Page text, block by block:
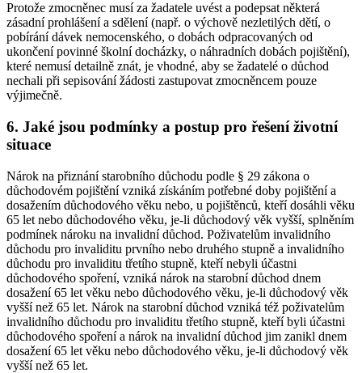
Protože zmocněnec musí za žadatele uvést a podepsat některá
zásadní prohlášení a sdělení (např. o výchově nezletilých dětí, o
pobírání dávek nemocenského, o dobách odpracovaných od
ukončení povinné školní docházky, o náhradních dobách pojištění),
které nemusí detailně znát, je vhodné, aby se žadatelé o důchod
nechali při sepisování žádosti zastupovat zmocněncem pouze
výjimečně.
6. Jaké jsou podmínky a postup pro řešení životní
situace
Nárok na přiznání starobního důchodu podle § 29 zákona o
důchodovém pojištění vzniká získáním potřebné doby pojištění a
dosažením důchodového věku nebo, u pojištěnců, kteří dosáhli věku
65 let nebo důchodového věku, je-li důchodový věk vyšší, splněním
podmínek nároku na invalidní důchod. Poživatelům invalidního
důchodu pro invaliditu prvního nebo druhého stupně a invalidního
důchodu pro invaliditu třetího stupně, kteří nebyli účastni
důchodového spoření, vzniká nárok na starobní důchod dnem
dosažení 65 let věku nebo důchodového věku, je-li důchodový věk
vyšší než 65 let. Nárok na starobní důchod vzniká též poživatelům
invalidního důchodu pro invaliditu třetího stupně, kteří byli účastni
důchodového spoření a nárok na invalidní důchod jim zanikl dnem
dosažení 65 let věku nebo důchodového věku, je-li důchodový věk
vyšší než 65 let.